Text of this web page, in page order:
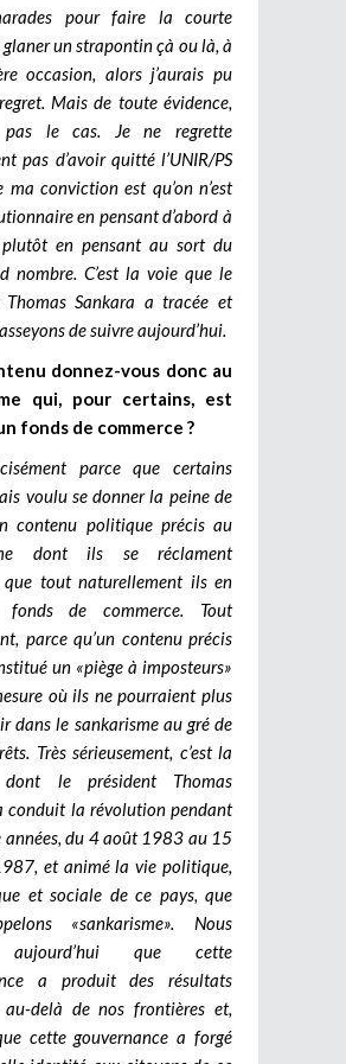
pour faire la courte
un strapontin çà ou là, à
occasion, alors j’aurais pu
Mais de toute évidence,
pas le cas. Je ne regrette
pas d’avoir quitté l’UNIR/PS
ma conviction est qu’on n’est
en pensant d’abord à
en pensant au sort du
nombre. C’est la voie que le
Thomas Sankara a tracée et
de suivre aujourd’hui.
donnez-vous donc au
qui, pour certains, est
fonds de commerce ?
parce que certains
voulu se donner la peine de
contenu politique précis au
dont ils se réclament
que tout naturellement ils en
de commerce. Tout
parce qu’un contenu précis
un «piège à imposteurs»
où ils ne pourraient plus
dans le sankarisme au gré de
Très sérieusement, c’est la
dont le président Thomas
conduit la révolution pendant
années, du 4 août 1983 au 15
et animé la vie politique,
et sociale de ce pays, que
«sankarisme». Nous
aujourd’hui que cette
a produit des résultats
au-delà de nos frontières et,
cette gouvernance a forgé